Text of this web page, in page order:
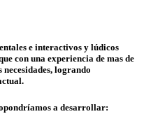
e interactivos y lúdicos
con una experiencia de mas de
logrando
a desarrollar: